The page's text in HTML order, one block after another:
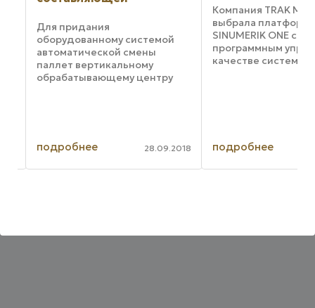
Для придания
оборудованному системой
автоматической смены
паллет вертикальному
обрабатывающему центру
говорит представитель
компании Midaco. Это
подробнее 28.09.2018
Компания TRAK
выбрала платформу
SINUMERIK ONE с
программным
качестве системы
подробнее